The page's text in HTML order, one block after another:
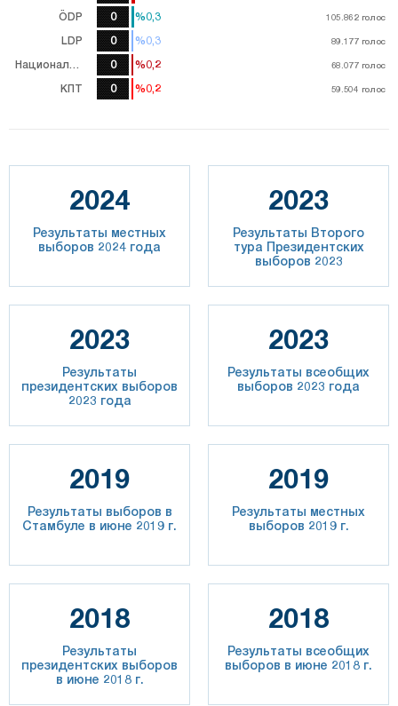
ÖDP
LDP
Национальная партия
КПТ
0
0
0
0
%0,3 105.862 голос
%0,3 89.177 голос
%0,2 68.077 голос
%0,2 59.504 голос
%0,3 105.862 голос
%0,3 89.177 голос
%0,2 68.077 голос
%0,2 59.504 голос
2024
Результаты местных
выборов 2024 года
2023
Результаты Второго
тура Президентских
выборов 2023
2023
Результаты
президентских выборов
2023 года
2023
Результаты всеобщих
выборов 2023 года
2019
Результаты выборов в
Стамбуле в июне 2019 г.
2019
Результаты местных
выборов 2019 г.
2018
Результаты
президентских выборов
в июне 2018 г.
2018
Результаты всеобщих
выборов в июне 2018 г.